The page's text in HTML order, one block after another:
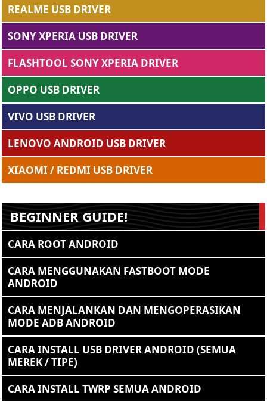
REALME USB DRIVER
SONY XPERIA USB DRIVER
FLASHTOOL SONY XPERIA DRIVER
OPPO USB DRIVER
VIVO USB DRIVER
LENOVO ANDROID USB DRIVER
XIAOMI / REDMI USB DRIVER
BEGINNER GUIDE!
CARA ROOT ANDROID
CARA MENGGUNAKAN FASTBOOT MODE
ANDROID
CARA MENJALANKAN DAN MENGOPERASIKAN
MODE ADB ANDROID
CARA INSTALL USB DRIVER ANDROID (SEMUA
MEREK / TIPE)
CARA INSTALL TWRP SEMUA ANDROID